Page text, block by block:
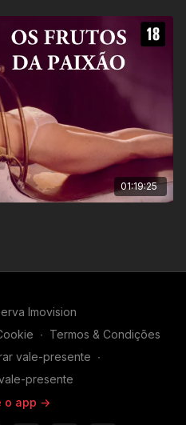
01:19:25
Imovision
∙ Termos & Condições
vale-presente ∙
presente
o app ->